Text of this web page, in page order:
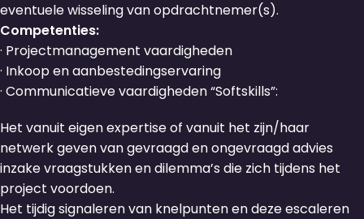
eventuele wisseling van opdrachtnemer(s).
Competenties:
· Projectmanagement vaardigheden
· Inkoop en aanbestedingservaring
· Communicatieve vaardigheden “Softskills”:
Het vanuit eigen expertise of vanuit het zijn/haar
netwerk geven van gevraagd en ongevraagd advies
inzake vraagstukken en dilemma’s die zich tijdens het
project voordoen.
Het tijdig signaleren van knelpunten en deze escaleren